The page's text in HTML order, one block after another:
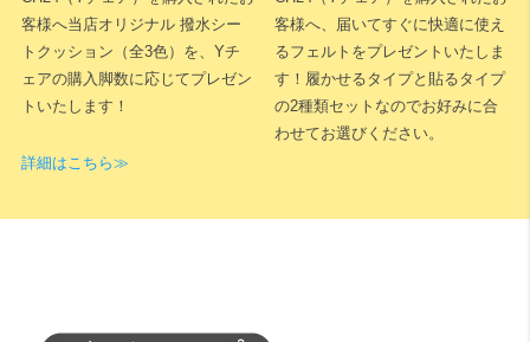
客様へ当店オリジナル 撥水シー
トクッション（全3色）を、Yチ
ェアの購入脚数に応じてプレゼン
トいたします！
詳細はこちら≫
客様へ、届いてすぐに快適に使え
るフェルトをプレゼントいたしま
す！履かせるタイプと貼るタイプ
の2種類セットなのでお好みに合
わせてお選びください。